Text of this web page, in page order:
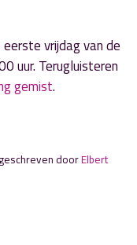
vrijdag van de
uur. Terugluisteren
gemist.
doorElbert